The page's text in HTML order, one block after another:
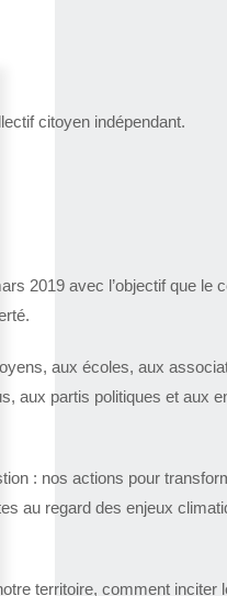
citoyen indépendant.
2019 avec l’objectif que le
aux écoles, aux
aux partis politiques et aux
: nos actions pour
au regard des enjeux
territoire, comment inciter